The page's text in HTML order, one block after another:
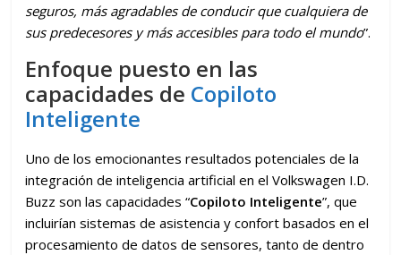
seguros, más agradables de conducir que cualquiera de
sus predecesores y más accesibles para todo el mundo”.
Enfoque puesto en las
capacidades de Copiloto
Inteligente
Uno de los emocionantes resultados potenciales de la
integración de inteligencia artificial en el Volkswagen I.D.
Buzz son las capacidades “Copiloto Inteligente”, que
incluirían sistemas de asistencia y confort basados en el
procesamiento de datos de sensores, tanto de dentro